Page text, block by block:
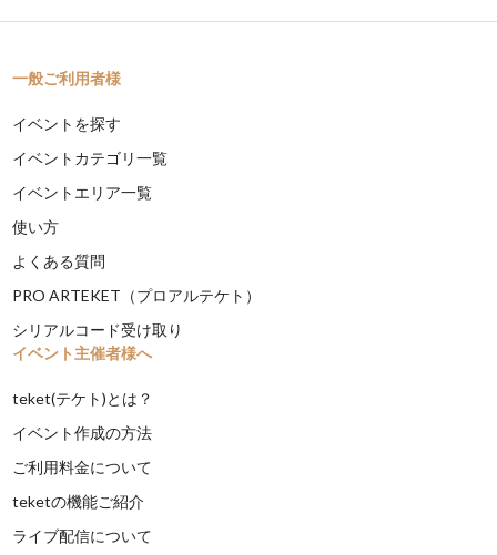
一般ご利用者様
イベントを探す
イベントカテゴリ一覧
イベントエリア一覧
使い方
よくある質問
PRO ARTEKET（プロアルテケト）
シリアルコード受け取り
イベント主催者様へ
teket(テケト)とは？
イベント作成の方法
ご利用料金について
teketの機能ご紹介
ライブ配信について